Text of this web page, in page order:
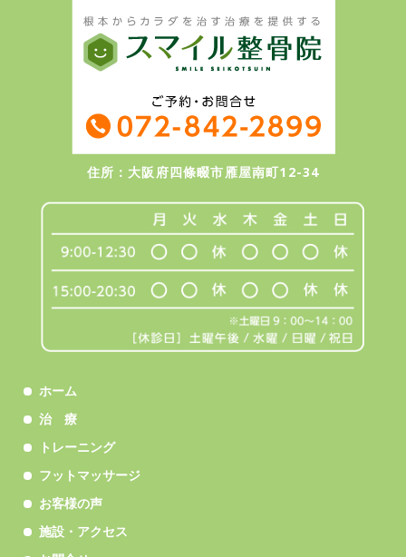
住所：大阪府四條畷市雁屋南町12-34
ホーム
治 療
トレーニング
フットマッサージ
お客様の声
施設・アクセス